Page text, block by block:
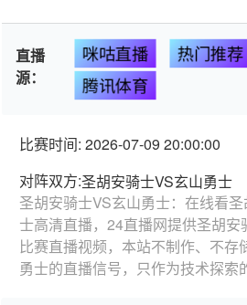
直播
源：
咪咕直播 热门推荐
腾讯体育
比赛时间: 2026-07-09 20:00:00
对阵双方:圣胡安骑士VS玄山勇士
圣胡安骑士VS玄山勇士：在线看
士高清直播，24直播网提供圣胡安
比赛直播视频，本站不制作、不存
勇士的直播信号，只作为技术探索